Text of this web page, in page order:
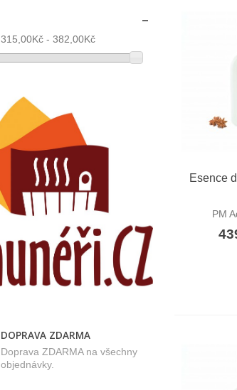
315,00Kč - 382,00Kč
DOPRAVA ZDARMA
Doprava ZDARMA na všechny
objednávky.
Esence
PM